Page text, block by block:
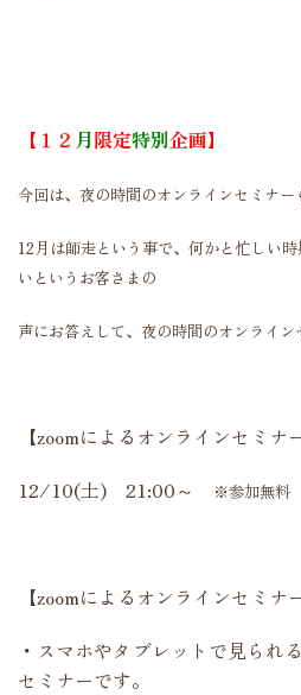
【１２ 月限定特別企画】
今回は、夜の時間のオンラインセミナー
12月は師走という事で、何かと忙しい
いというお客さまの
声にお答えして、夜の時間のオンライン
【zoomによるオンラインセミナー
12/10(土) 21:00～
※参加無料
【zoomによるオンラインセミナ
・スマホやタブレットで見られ
セミナーです。